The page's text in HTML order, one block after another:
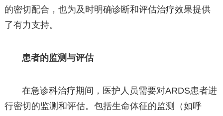
的密切配合，也为及时明确诊断和评估治疗效果提供
了有力支持。
患者的监测与评估
在急诊科治疗期间，医护人员需要对ARDS患者进
行密切的监测和评估。包括生命体征的监测（如呼